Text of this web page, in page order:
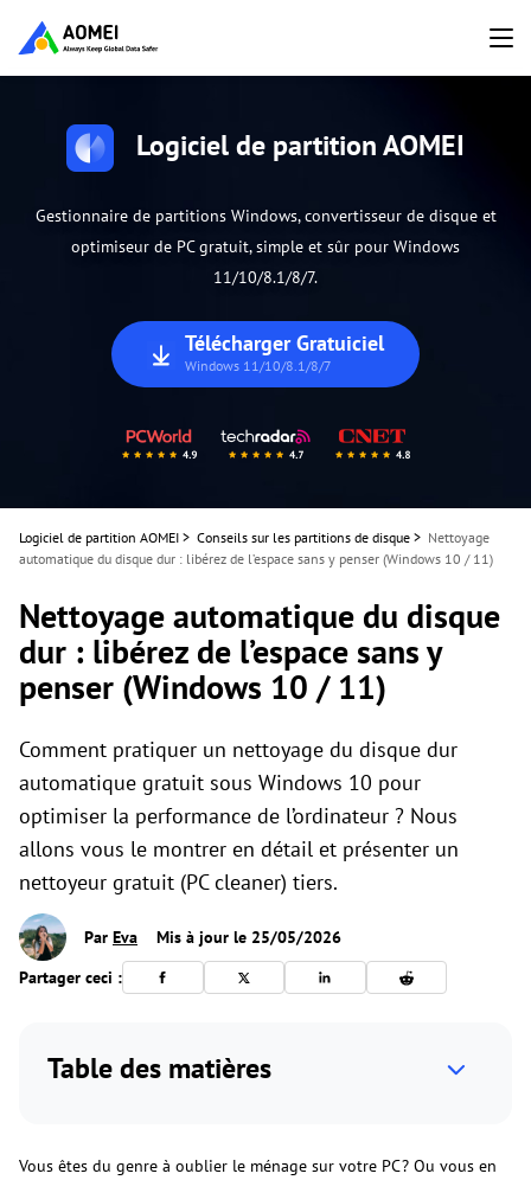
Logiciel de partition AOMEI
Gestionnaire de partitions Windows, convertisseur de disque et
optimiseur de PC gratuit, simple et sûr pour Windows
11/10/8.1/8/7.
Télécharger Gratuiciel
Windows 11/10/8.1/8/7
Logiciel de partition AOMEI > Conseils sur les partitions de disque > Nettoyage
automatique du disque dur : libérez de l’espace sans y penser (Windows 10 / 11)
Nettoyage automatique du disque
dur : libérez de l’espace sans y
penser (Windows 10 / 11)
Comment pratiquer un nettoyage du disque dur
automatique gratuit sous Windows 10 pour
optimiser la performance de l’ordinateur ? Nous
allons vous le montrer en détail et présenter un
nettoyeur gratuit (PC cleaner) tiers.
Par Eva
Mis à jour le 25/05/2026
Partager ceci :
Table des matières
Vous êtes du genre à oublier le ménage sur votre PC ? Ou vous en